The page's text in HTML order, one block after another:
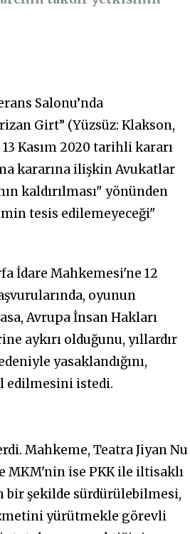
Salonu’nda
Girt” (Yüzsüz: Klakson,
Kasım 2020 tarihli kararı
kararına ilişkin Avukatlar
kaldırılması" yönünden
tesis edilemeyeceği"
İdare Mahkemesi'ne 12
oyunun
Avrupa İnsan Hakları
aykırı olduğunu, yıllardır
yasaklandığını,
edilmesini istedi.
Mahkeme, Teatra Jiyan Nu
ise PKK ile iltisaklı
bir şekilde sürdürülebilmesi,
yürütmekle görevli